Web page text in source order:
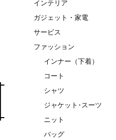
インテリア
ガジェット・家電
サービス
ファッション
インナー（下着）
コート
シャツ
ジャケット･スーツ
ニット
バッグ